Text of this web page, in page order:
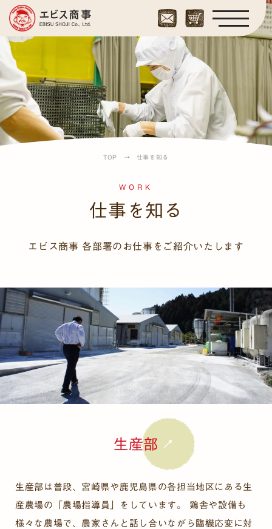
TOP → 仕事を知る
仕事を知る
WORK
エビス商事 各部署のお仕事をご紹介いたします
生産部
生産部は普段、宮崎県や鹿児島県の各担当地区にある生
産農場の「農場指導員」をしています。 鶏舎や設備も
様々な農場で、農家さんと話し合いながら臨機応変に対